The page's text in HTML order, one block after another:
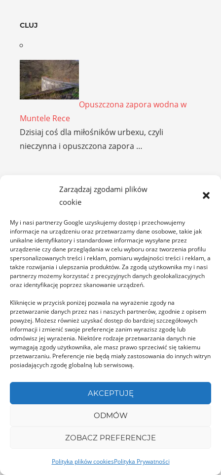
Zarządzaj zgodami plików
cookie
My i nasi partnerzy Google uzyskujemy dostęp i przechowujemy
informacje na urządzeniu oraz przetwarzamy dane osobowe, takie jak
unikalne identyfikatory i standardowe informacje wysyłane przez
urządzenie czy dane przeglądania w celu wyboru oraz tworzenia profilu
spersonalizowanych treści i reklam, pomiaru wydajności treści i reklam, a
także rozwijania i ulepszania produktów. Za zgodą użytkownika my i nasi
partnerzy możemy korzystać z precyzyjnych danych geolokalizacyjnych
oraz identyfikację poprzez skanowanie urządzeń.
Kliknięcie w przycisk poniżej pozwala na wyrażenie zgody na
przetwarzanie danych przez nas i naszych partnerów, zgodnie z opisem
powyżej. Możesz również uzyskać dostęp do bardziej szczegółowych
informacji i zmienić swoje preferencje zanim wyrazisz zgodę lub
odmówisz jej wyrażenia. Niektóre rodzaje przetwarzania danych nie
wymagają zgody użytkownika, ale masz prawo sprzeciwić się takiemu
przetwarzaniu. Preferencje nie będą miały zastosowania do innych witryn
posiadających zgodę globalną lub serwisową.
AKCEPTUJĘ
ODMÓW
ZOBACZ PREFERENCJE
Polityka plików cookiesPolityka Prywatności
CLUJ
Opuszczona zapora wodna w
Muntele Rece
Dzisiaj coś dla miłośników urbexu, czyli
nieczynna i opuszczona zapora …
Kościół warowny w Turia
Turia nie leży na popularnym szlaku
ufortyfikowanych kościołów w Transylwanii. …